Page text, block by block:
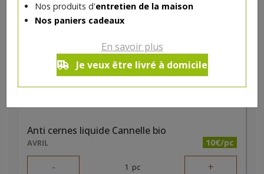
Nos produits d'entretien de la maison
Nos paniers cadeaux
En savoir plus
Je veux être livré à domicile
Anti cernes liquide Cannelle bio
AVRIL 10€/pc
- 1 pc +